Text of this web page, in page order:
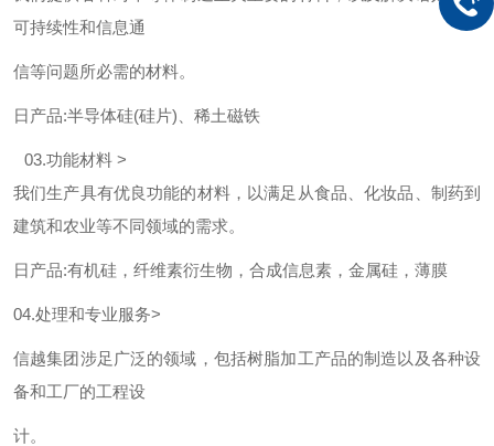
可持续性和信息通
信等问题所必需的材料。
日产品:半导体硅(硅片)、稀土磁铁
03.功能材料 >
我们生产具有优良功能的材料，以满足从食品、化妆品、制药到
建筑和农业等不同领域的需求。
日产品:有机硅，纤维素衍生物，合成信息素，金属硅，薄膜
04.处理和专业服务>
信越集团涉足广泛的领域，包括树脂加工产品的制造以及各种设
备和工厂的工程设
计。